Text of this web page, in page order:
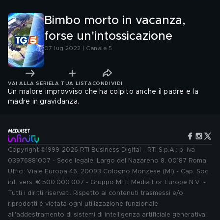
Bimbo morto in vacanza,
forse un'intossicazione
07 lug 2022 | Canale 5
VAI ALLA SERIE LA TUA LISTA CONDIVIDI
Un malore improvviso che ha colpito anche il padre e la
madre in gravidanza.
Copyright ©1999-2026 RTI Business Digital - RTI S.p.A.: p. iva
03976881007 - Sede legale: Largo del Nazareno 8, 00187 Roma.
Uffici: Viale Europa 46, 20093 Cologno Monzese (MI) - Cap. Soc.
int. vers. € 500.000.007 - Gruppo MFE Media For Europe N.V. -
Tutti i diritti riservati. Rispetto ai contenuti trasmessi e/o
riprodotti è vietata ogni utilizzazione funzionale
all'addestramento di sistemi di intelligenza artificiale generativa.